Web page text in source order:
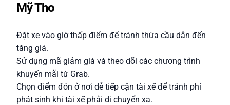
Mỹ Tho
Đặt xe vào giờ thấp điểm để tránh thừa cầu dẫn đến
tăng giá.
Sử dụng mã giảm giá và theo dõi các chương trình
khuyến mãi từ Grab.
Chọn điểm đón ở nơi dễ tiếp cận tài xế để tránh phí
phát sinh khi tài xế phải di chuyển xa.